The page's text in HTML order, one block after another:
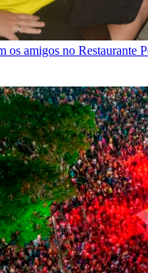
os amigos no Restaurante